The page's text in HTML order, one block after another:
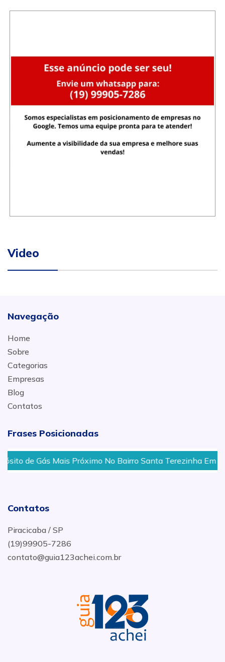
Video
Navegação
Home
Sobre
Categorias
Empresas
Blog
Contatos
Frases Posicionadas
de Gás Mais Próximo No Bairro Santa Terezinha Em
Contatos
Piracicaba / SP
(19)99905-7286
contato@guia123achei.com.br